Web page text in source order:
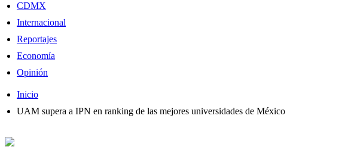
CDMX
Internacional
Reportajes
Economía
Opinión
Inicio
UAM supera a IPN en ranking de las mejores universidades de México